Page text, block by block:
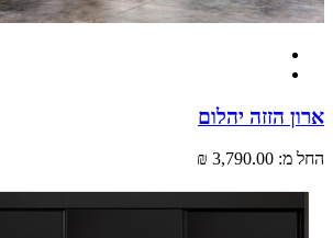
הזזה יהלום
מ: 3,790.00 ₪